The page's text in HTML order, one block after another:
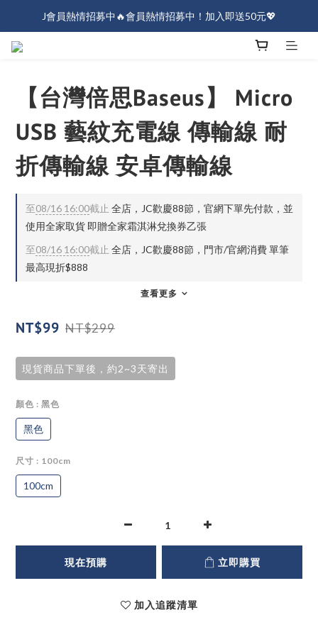
J會員熱情招募中🔥會員熱情招募中！加入即送50元💖
J會員熱情招募中🔥會員熱情招募中！加入即送50元💖
【台灣倍思Baseus】 Micro
USB 藝紋充電線 傳輸線 耐
折傳輸線 安卓傳輸線
至08/16 16:00截止 全店，JC歡慶88節，官網下單先付款，並
使用全家取貨 即贈全家霜淇淋兌換券乙張
至08/16 16:00截止 全店，JC歡慶88節，門市/官網消費 單筆
最高現折$888
查看更多
NT$99 NT$299
現貨商品下單後，約2~3天寄出
顏色 : 黑色
黑色
尺寸 : 100cm
100cm
現在預購 立即購買
加入追蹤清單